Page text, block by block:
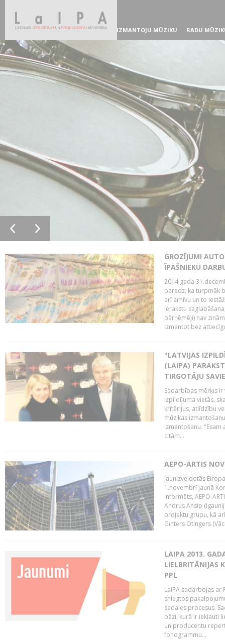
IZMANTOJU MŪZIKU RADU
GROZĪJUMI
ĪPAŠNIEKU
2014.gada
paredz, ka turpmāk
arī arhīvu un to
ierakstu
pārņēmēji) nav
izmantot bez
"LATVIJAS
(LAIPA)
TIRGOTĀJU
Sadarbības mērķis
izpildījuma vietās,
kritērijus, atlīdzību
mūzikas
izmantošanu.
citām...
AEPO-ARTIS
Jaunizveidotās
1.novembrī jaunā
informēts, AEPO-
Andrus Ansip
projektu grupu, kā
Ginters Otingers
LAIPA 2013.
LIELBRITĀNIJAS
PPL
LaIPA sadarbojas
sniegtos
sadales procesus.
bāzi, kurā ir iekļauti
un producentu
fonogrammu...